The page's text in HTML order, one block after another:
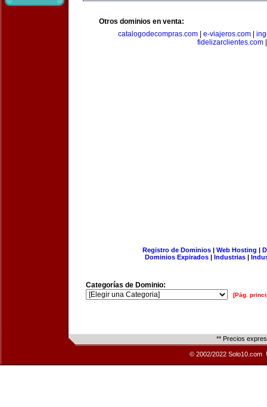
Otros dominios en venta:
catalogodecompras.com| e-viajeros.com|
fidelizarclientes.com|
Registro de Dominios| Web Hosting |
Dominios Expirados | Industrias |
Categorías de Dominio:
[Pág.
** Precios
© 2002/2022 Solo10.com